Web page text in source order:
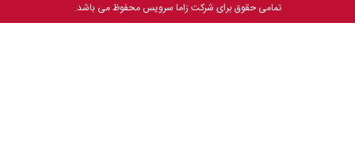
تمامی حقوق برای شرکت زاما سرویس محفوظ می باشد.